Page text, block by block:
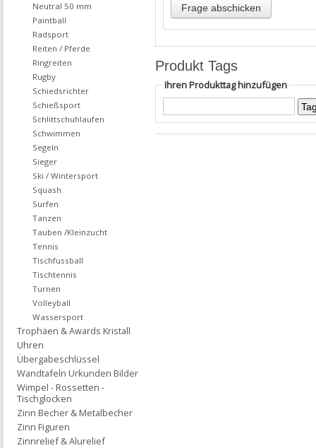
Produkt Tags
Ihren Produkttag hinzufügen
Neutral 50 mm
Paintball
Radsport
Reiten / Pferde
Ringreiten
Rugby
Schiedsrichter
Schießsport
Schlittschuhlaufen
Schwimmen
Segeln
Sieger
Ski / Wintersport
Squash
Surfen
Tanzen
Tauben /Kleinzucht
Tennis
Tischfussball
Tischtennis
Turnen
Volleyball
Wassersport
Trophäen & Awards Kristall
Uhren
Übergabeschlüssel
Wandtafeln Urkunden Bilder
Wimpel - Rossetten -
Tischglocken
Zinn Becher & Metalbecher
Zinn Figuren
Zinnrelief & Alurelief